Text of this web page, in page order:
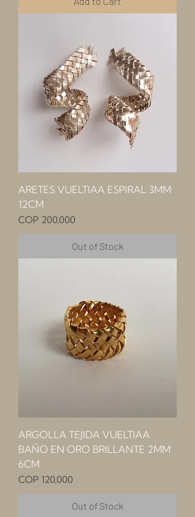
ARETES VUELTIAA ESPIRAL 3MM
12CM
Price
COP 200,000
Out of Stock
ARGOLLA TEJIDA VUELTIAA
BAÑO EN ORO BRILLANTE 2MM
6CM
Price
COP 120,000
Out of Stock